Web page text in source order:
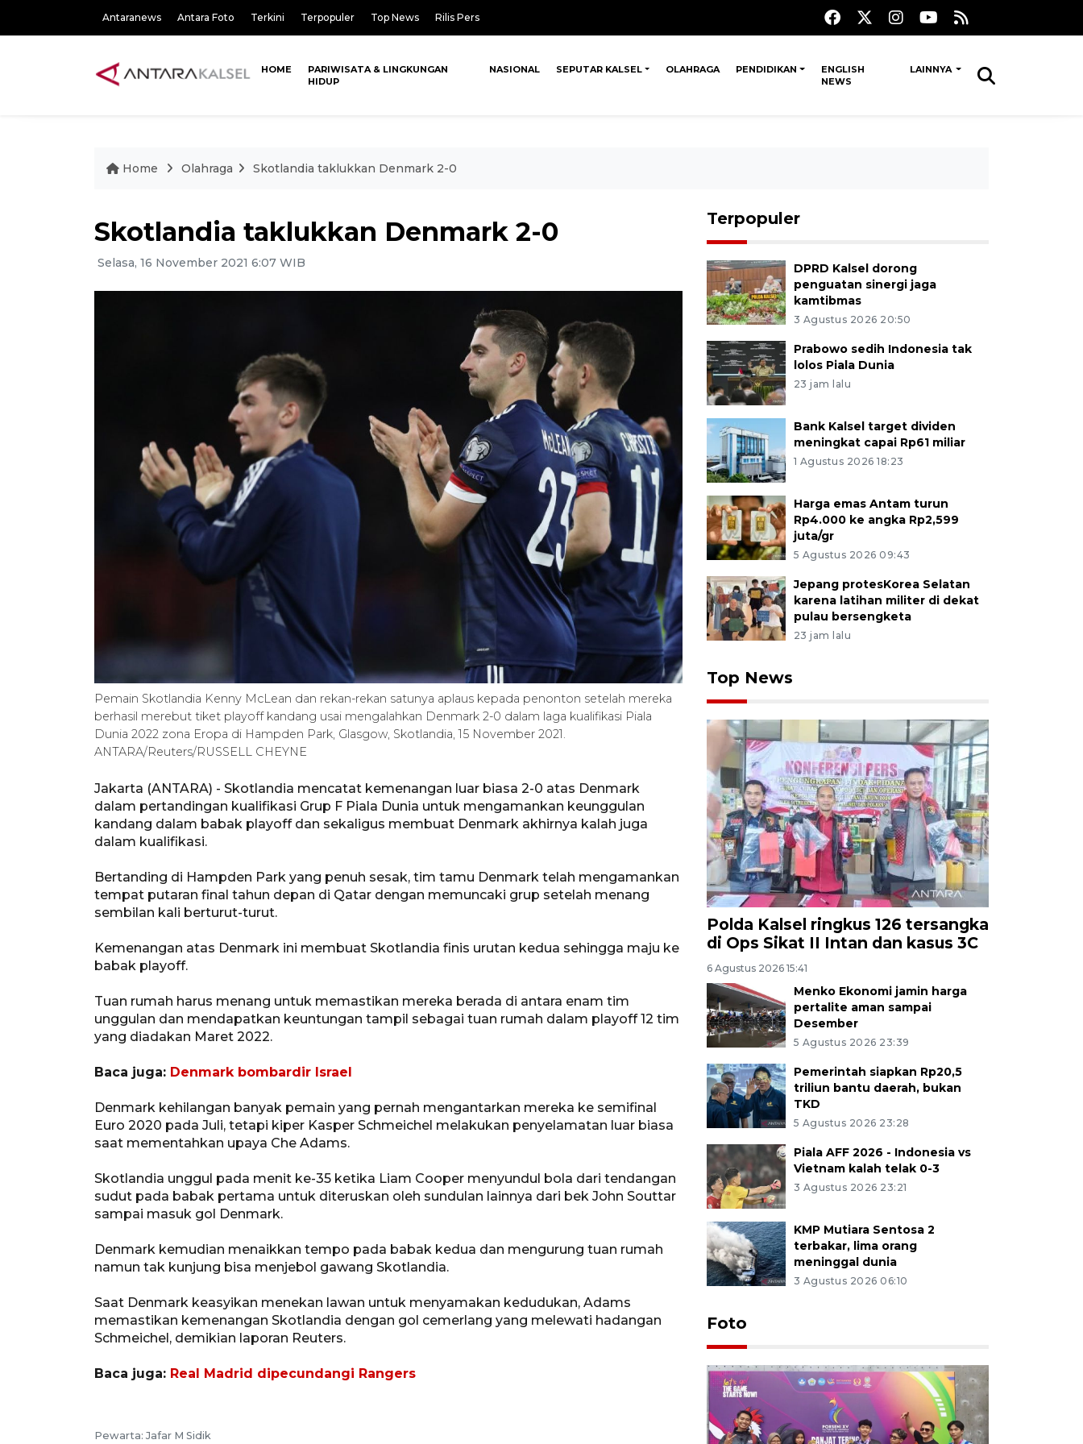
Antaranews Antara Foto Terkini Terpopuler Top News Rilis Pers
HOME
PARIWISATA & LINGKUNGAN
HIDUP
NASIONAL SEPUTAR KALSEL OLAHRAGA PENDIDIKAN
ENGLISH
NEWS
LAINNYA
Home Olahraga Skotlandia taklukkan Denmark 2-0
Skotlandia taklukkan Denmark 2-0
Selasa, 16 November 2021 6:07 WIB
Pemain Skotlandia Kenny McLean dan rekan-rekan satunya aplaus kepada penonton setelah mereka
berhasil merebut tiket playoff kandang usai mengalahkan Denmark 2-0 dalam laga kualifikasi Piala
Dunia 2022 zona Eropa di Hampden Park, Glasgow, Skotlandia, 15 November 2021.
ANTARA/Reuters/RUSSELL CHEYNE
Jakarta (ANTARA) - Skotlandia mencatat kemenangan luar biasa 2-0 atas Denmark
dalam pertandingan kualifikasi Grup F Piala Dunia untuk mengamankan keunggulan
kandang dalam babak playoff dan sekaligus membuat Denmark akhirnya kalah juga
dalam kualifikasi.
Bertanding di Hampden Park yang penuh sesak, tim tamu Denmark telah mengamankan
tempat putaran final tahun depan di Qatar dengan memuncaki grup setelah menang
sembilan kali berturut-turut.
Kemenangan atas Denmark ini membuat Skotlandia finis urutan kedua sehingga maju ke
babak playoff.
Tuan rumah harus menang untuk memastikan mereka berada di antara enam tim
unggulan dan mendapatkan keuntungan tampil sebagai tuan rumah dalam playoff 12 tim
yang diadakan Maret 2022.
Baca juga: Denmark bombardir Israel
Denmark kehilangan banyak pemain yang pernah mengantarkan mereka ke semifinal
Euro 2020 pada Juli, tetapi kiper Kasper Schmeichel melakukan penyelamatan luar biasa
saat mementahkan upaya Che Adams.
Skotlandia unggul pada menit ke-35 ketika Liam Cooper menyundul bola dari tendangan
sudut pada babak pertama untuk diteruskan oleh sundulan lainnya dari bek John Souttar
sampai masuk gol Denmark.
Denmark kemudian menaikkan tempo pada babak kedua dan mengurung tuan rumah
namun tak kunjung bisa menjebol gawang Skotlandia.
Saat Denmark keasyikan menekan lawan untuk menyamakan kedudukan, Adams
memastikan kemenangan Skotlandia dengan gol cemerlang yang melewati hadangan
Schmeichel, demikian laporan Reuters.
Baca juga: Real Madrid dipecundangi Rangers
Pewarta: Jafar M Sidik
Terpopuler
DPRD Kalsel dorong
penguatan sinergi jaga
kamtibmas
3 Agustus 2026 20:50
Prabowo sedih Indonesia tak
lolos Piala Dunia
23 jam lalu
Bank Kalsel target dividen
meningkat capai Rp61 miliar
1 Agustus 2026 18:23
Harga emas Antam turun
Rp4.000 ke angka Rp2,599
juta/gr
5 Agustus 2026 09:43
Jepang protesKorea Selatan
karena latihan militer di dekat
pulau bersengketa
23 jam lalu
Top News
Polda Kalsel ringkus 126 tersangka
di Ops Sikat II Intan dan kasus 3C
6 Agustus 2026 15:41
Menko Ekonomi jamin harga
pertalite aman sampai
Desember
5 Agustus 2026 23:39
Pemerintah siapkan Rp20,5
triliun bantu daerah, bukan
TKD
5 Agustus 2026 23:28
Piala AFF 2026 - Indonesia vs
Vietnam kalah telak 0-3
3 Agustus 2026 23:21
KMP Mutiara Sentosa 2
terbakar, lima orang
meninggal dunia
3 Agustus 2026 06:10
Foto